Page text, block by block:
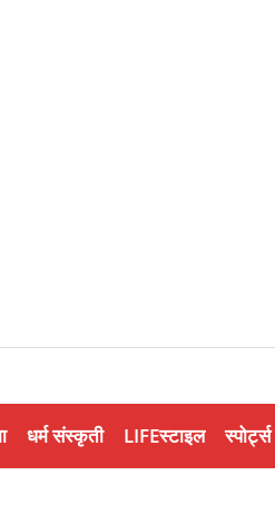
धर्म संस्कृती LIFEस्टाइल स्पोर्ट्स